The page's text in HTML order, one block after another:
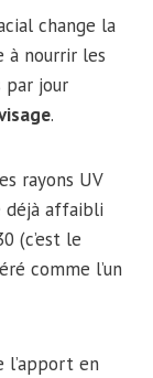
change la
à nourrir les
par jour
.
rayons UV
déjà affaibli
(c’est le
comme l’un
l’apport en